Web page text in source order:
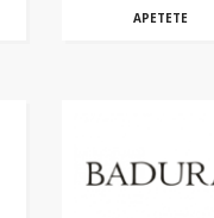
APETETE